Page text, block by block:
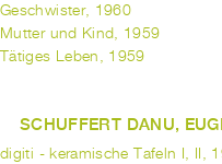
Geschwister, 1960
Mutter und Kind, 1959
Tätiges Leben, 1959
SCHUFFERT DANU,
digiti - keramische Tafeln I, II,